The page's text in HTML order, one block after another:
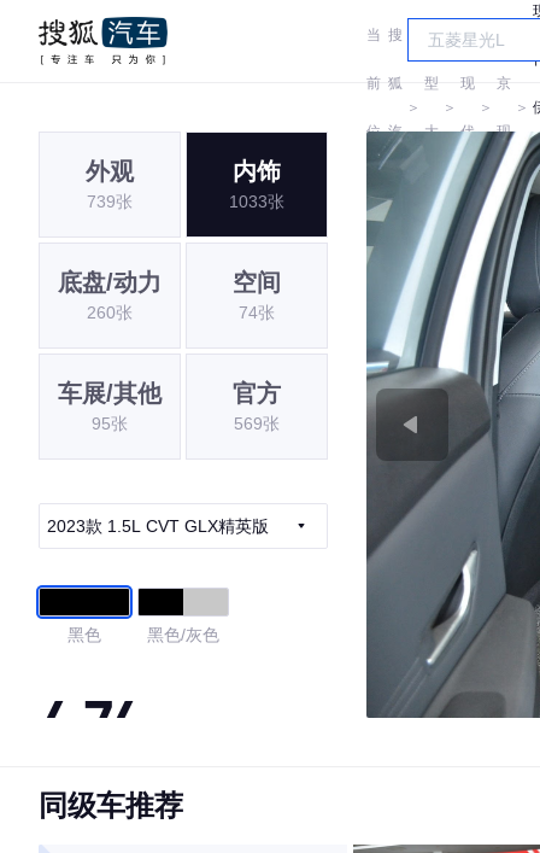
当
前
位
搜
狐
汽
＞
车
型
大
＞
现
代
＞
北
京
现
代
＞
外观
739张
内饰
1033张
底盘/动力
260张
空间
74张
车展/其他
95张
官方
569张
2023款 1.5L CVT GLX精英版
黑色 黑色/灰色
4.74
·外观表现较为优秀，优于83%同级车
同级车推荐